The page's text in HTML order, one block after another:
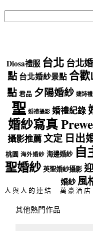
搜
尋
Diosa禮服 台北台北
點 台北婚紗景點 合歡
點 君品 夕陽婚紗 婕詩
聖 婚禮攝影 婚禮紀錄
婚紗寫真
攝影推薦文定 日出
桃園 海外婚紗 海邊婚紗 自
聖婚紗 英聖婚紗攝影
婚紗風
人與人的連結 萬豪酒店
其他熱門作品